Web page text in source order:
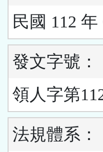
民國 112 年
發文字號：
領人字第
法規體系：